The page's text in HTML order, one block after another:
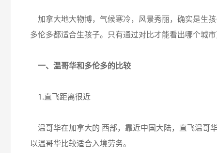
加拿大地大物博，气候寒冷，风景秀丽，确实是生
多伦多都适合生孩子。只有通过对比才能看出哪个城
一、温哥华和多伦多的比较
1.直飞距离很近
温哥华在加拿大的 西部，靠近中国大陆，直飞温哥
以温哥华比较适合入境劳务。